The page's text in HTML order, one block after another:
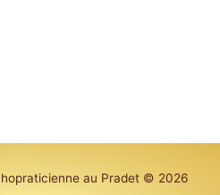
au Pradet© 2026